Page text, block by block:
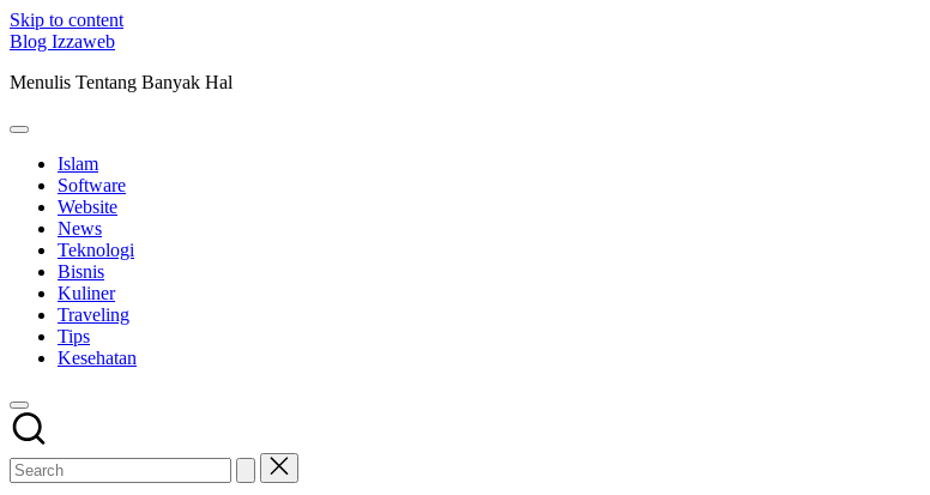
Skip to content
Blog Izzaweb
Menulis Tentang Banyak Hal
Islam
Software
Website
News
Teknologi
Bisnis
Kuliner
Traveling
Tips
Kesehatan